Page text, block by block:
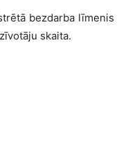
bezdarba līmenis
skaita.